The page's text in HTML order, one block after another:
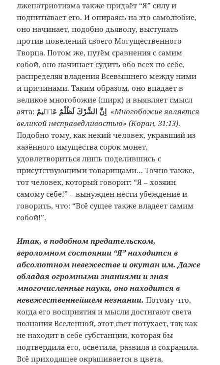
лжепатриотизма также придаёт “Я” силу и
подпитывает его. И опираясь на это самолюбие,
оно начинает, подобно дьяволу, выступать
против повелений своего Могущественного
Творца. Потом же, путём сравнения с самим
собой, оно начинает судить обо всех по себе,
распределяя владения Всевышнего между ними
и причинами. Таким образом, оно впадает в
великое многобожие (ширк) и выявляет смысл
аята:
«Многобожие является
великой несправедливостью» (Коран, 31:13).
Подобно тому, как некий человек, укравший из
казённого имущества сорок монет,
удовлетвориться лишь поделившись с
присутствующими товарищами… Точно также,
тот человек, который говорит: “Я – хозяин
самому себе!” – вынужден нести убеждение и
говорить, что: “Всё сущее также владеет самим
собой!”.
Итак, в подобном предательском,
вероломном состоянии “Я” находится в
абсолютном невежестве и окутан им. Даже
обладая огромными знаниями и зная
многочисленные науки, оно находится в
невежественнейшем незнании.Потому что,
когда его восприятия и мысли достигают света
познания Вселенной, этот свет потухает, так как
не находит в себе субстанции, которая бы
подтвердила его, осветила, развила и сохранила.
Всё приходящее окрашивается в цвета,